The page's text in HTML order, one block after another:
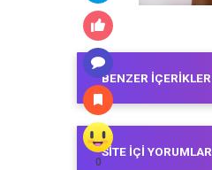
0
BENZER İÇERIKLER
SITE İÇI YORUMLAR